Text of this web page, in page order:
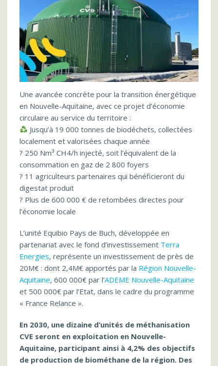
Une avancée concrète pour la transition énergétique
en Nouvelle-Aquitaine, avec ce projet d’économie
circulaire au service du territoire :
Jusqu’à 19 000 tonnes de biodéchets, collectées
localement et valorisées chaque année
? 250 Nm³ CH4/h injecté, soit l’équivalent de la
consommation en gaz de 2 800 foyers
? 11 agriculteurs partenaires qui bénéficieront du
digestat produit
? Plus de 600 000 € de retombées directes pour
l’économie locale
L’unité Equibio Pays de Buch, développée en
partenariat avec le fond d’investissement Terra
Energies, représente un investissement de près de
20M€ : dont 2,4M€ apportés par la Région Nouvelle-
Aquitaine, 600 000€ par l’ADEME Nouvelle-Aquitaine
et 500 000€ par l’Etat, dans le cadre du programme
« France Relance ».
En 2030, une dizaine d’unités de méthanisation
CVE seront en exploitation en Nouvelle-
Aquitaine, participant ainsi à 4,2% des objectifs
de production de biométhane de la région. Des